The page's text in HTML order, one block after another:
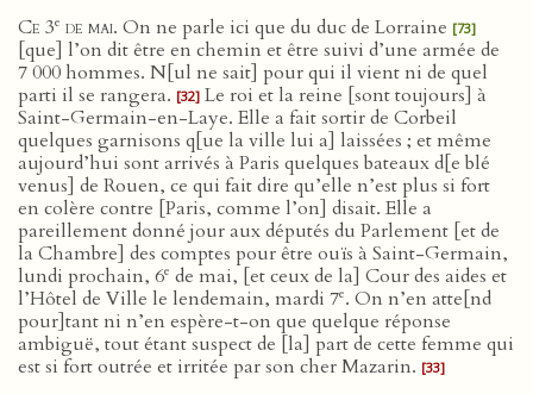
Ce 3e de mai. On ne parle ici que du duc de Lorraine [73]
[que] l’on dit être en chemin et être suivi d’une armée de
7 000 hommes. N[ul ne sait] pour qui il vient ni de quel
parti il se rangera. [32] Le roi et la reine [sont toujours] à
Saint-Germain-en-Laye. Elle a fait sortir de Corbeil
quelques garnisons q[ue la ville lui a] laissées ; et même
aujourd’hui sont arrivés à Paris quelques bateaux d[e blé
venus] de Rouen, ce qui fait dire qu’elle n’est plus si fort
en colère contre [Paris, comme l’on] disait. Elle a
pareillement donné jour aux députés du Parlement [et de
la Chambre] des comptes pour être ouïs à Saint-Germain,
lundi prochain, 6e de mai, [et ceux de la] Cour des aides et
l’Hôtel de Ville le lendemain, mardi 7e. On n’en atte[nd
pour]tant ni n’en espère-t-on que quelque réponse
ambiguë, tout étant suspect de [la] part de cette femme qui
est si fort outrée et irritée par son cher Mazarin. [33]